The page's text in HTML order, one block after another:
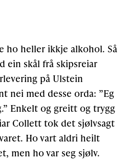
ho heller ikkje alkohol. Så
ein skål frå skipsreiar
på Ulstein
nei med desse orda: ”Eg
Enkelt og greitt og trygg
Collett tok det sjølvsagt
Ho vart aldri heilt
men ho var seg sjølv.